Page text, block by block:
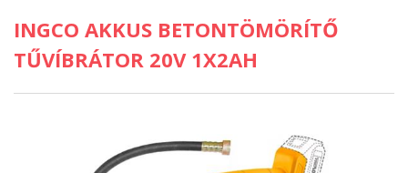
INGCO AKKUS BETONTÖMÖRÍTŐ
TŰVÍBRÁTOR 20V 1X2AH